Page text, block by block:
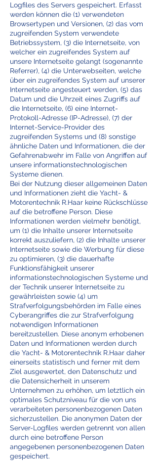
Logfiles des Servers gespeichert. Erfasst
werden können die (1) verwendeten
Browsertypen und Versionen, (2) das vom
zugreifenden System verwendete
Betriebssystem, (3) die Internetseite, von
welcher ein zugreifendes System auf
unsere Internetseite gelangt (sogenannte
Referrer), (4) die Unterwebseiten, welche
über ein zugreifendes System auf unserer
Internetseite angesteuert werden, (5) das
Datum und die Uhrzeit eines Zugriffs auf
die Internetseite, (6) eine Internet-
Protokoll-Adresse (IP-Adresse), (7) der
Internet-Service-Provider des
zugreifenden Systems und (8) sonstige
ähnliche Daten und Informationen, die der
Gefahrenabwehr im Falle von Angriffen auf
unsere informationstechnologischen
Systeme dienen.
Bei der Nutzung dieser allgemeinen Daten
und Informationen zieht die Yacht- &
Motorentechnik R.Haar keine Rückschlüsse
auf die betroffene Person. Diese
Informationen werden vielmehr benötigt,
um (1) die Inhalte unserer Internetseite
korrekt auszuliefern, (2) die Inhalte unserer
Internetseite sowie die Werbung für diese
zu optimieren, (3) die dauerhafte
Funktionsfähigkeit unserer
informationstechnologischen Systeme und
der Technik unserer Internetseite zu
gewährleisten sowie (4) um
Strafverfolgungsbehörden im Falle eines
Cyberangriffes die zur Strafverfolgung
notwendigen Informationen
bereitzustellen. Diese anonym erhobenen
Daten und Informationen werden durch
die Yacht- & Motorentechnik R.Haar daher
einerseits statistisch und ferner mit dem
Ziel ausgewertet, den Datenschutz und
die Datensicherheit in unserem
Unternehmen zu erhöhen, um letztlich ein
optimales Schutzniveau für die von uns
verarbeiteten personenbezogenen Daten
sicherzustellen. Die anonymen Daten der
Server-Logfiles werden getrennt von allen
durch eine betroffene Person
angegebenen personenbezogenen Daten
gespeichert.